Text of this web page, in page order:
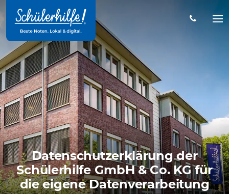
Hauptinhalt
Datenschutzerklärung der
Schülerhilfe GmbH & Co. KG für
die eigene Datenverarbeitung